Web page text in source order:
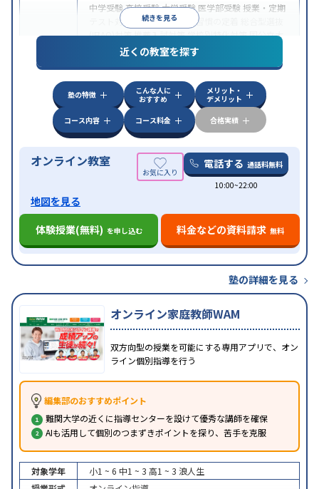
続きを見る
中学受験高校受験大学受験 医学部受験 授業・定期
テスト対策
内申点対策 学習習慣の定着
(旧AO)対策推薦入試対策学校別特化対策国公立大
私大対策共通テスト対策
英語・英会話特化
特徴
中高一貫校生に対応授業の振替可能 不登校生に対
オンライン対応 1科目から受講可能季節講習の
みの受講可
自習室あり
近くの教室を探す
塾の特徴
こんな人に
おすすめ
メリット・
デメリット
コース内容
コース料金 合格実績
オンライン教室 電話する 通話料無料
10:00~22:00
地図を見る
体験授業(無料) を申し込む 料金などの資料請求 無料
塾の詳細を見る
オンライン家庭教師WAM
双方向型の授業を可能にする専用アプリで、オン
ライン個別指導を行う
編集部のおすすめポイント
難関大学の近くに指導センターを設けて優秀な講師を確保
AIも活用して個別のつまずきポイントを探り、苦手を克服
対象学年 小1 ~ 6 中1 ~ 3 高1 ~ 3 浪人生